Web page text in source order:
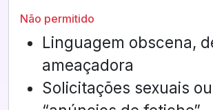
Não permitido
Linguagem obscena,
ameaçadora
Solicitações sexuais ou